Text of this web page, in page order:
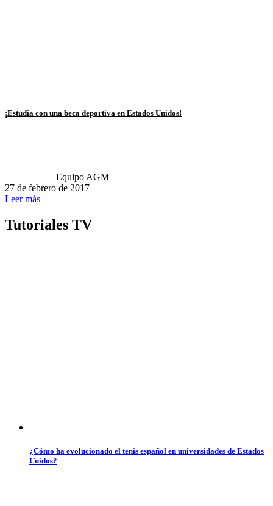
¡Estudia con una beca deportiva en Estados Unidos!
Equipo AGM
27 de febrero de 2017
Leer más
Tutoriales TV
¿Cómo ha evolucionado el tenis español en universidades de Estados
Unidos?